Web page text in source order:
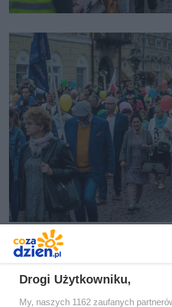
Drogi Użytkowniku,
My, naszych 1162 zaufanych